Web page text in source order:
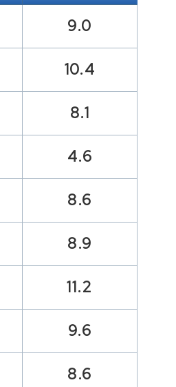
9.0
10.4
8.1
4.6
8.6
8.9
11.2
9.6
8.6